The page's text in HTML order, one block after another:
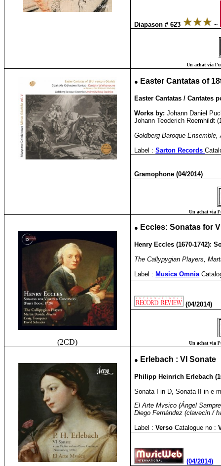
Diapason # 623 ~
Un achat via
● Easter Cantatas of
Easter Cantatas / Cantates
Works by:Johann Daniel
Johann Teoderich Roemhildt
Goldberg Baroque Ensemble,
Label : Sarton Records
Gramophone (04/2014)
Un achat via
(2CD)
● Eccles: Sonatas for
Henry Eccles (1670-1742):
The Callypygian Players,
Label : Musica Omnia
(04/2014)
Un achat via
● Erlebach : VI Sonate
Philipp Heinrich Erlebach
Sonata I in D, Sonata II in e
El Arte Mvsico (Ángel
Diego Fernández (clavecin /
Label : VersoCatalogue no :
(04/2014)